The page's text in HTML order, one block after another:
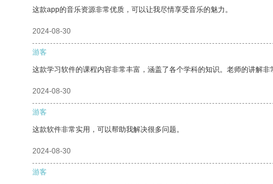
这款app的音乐资源非常优质，可以让我尽情享受音乐的魅力。
2024-08-30
游客
这款学习软件的课程内容非常丰富，涵盖了各个学科的知识。老师的讲解非
2024-08-30
游客
这款软件非常实用，可以帮助我解决很多问题。
2024-08-30
游客